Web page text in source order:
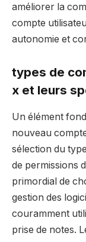
améliorer la
compte
autonomie et
types de
x et leurs
Un élément
nouveau
sélection du
de permissions
primordial de
gestion des
couramment
prise de notes.